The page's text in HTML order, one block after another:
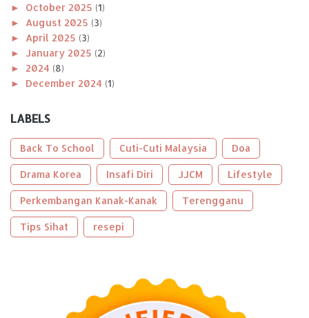
► October 2025 (1)
► August 2025 (3)
► April 2025 (3)
► January 2025 (2)
► 2024 (8)
► December 2024 (1)
► October 2024
► April 2024 (1)
►January 2024(2)
►2023 (56)
►December 2023(2)
►October 2023 (2)
►September 2023(5)
►August 2023(9)
(6)
February 2023
(6)
LABELS
Back To School Cuti-Cuti Malaysia Doa
Drama Korea Insafi Diri JJCM Lifestyle
Perkembangan Kanak-Kanak Terengganu
Tips Sihat resepi